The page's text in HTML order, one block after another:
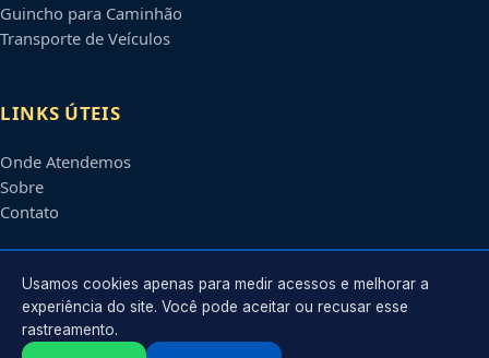
Guincho para Caminhão
Transporte de Veículos
LINKS ÚTEIS
Onde Atendemos
Sobre
Contato
CONTATO
Atendimento em
Usamos cookies apenas para medir acessos e melhorar a
experiência do site. Você pode aceitar ou recusar esse
rastreamento.